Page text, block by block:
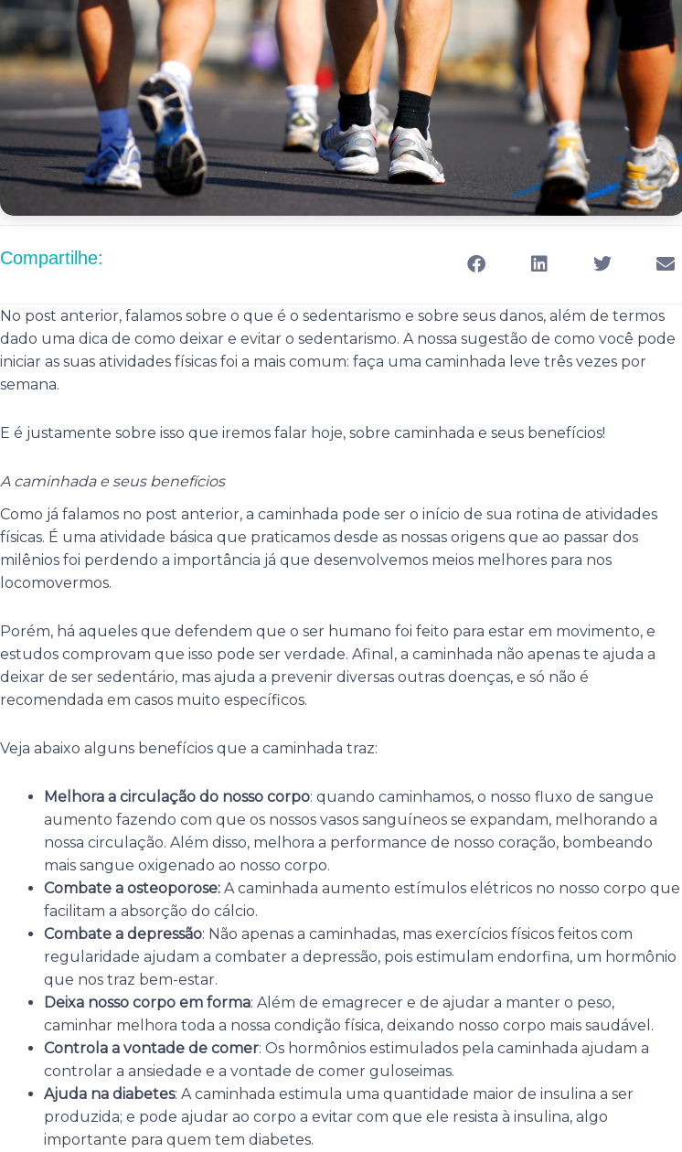
Compartilhe:
No post anterior, falamos sobre o que é o sedentarismo e sobre seus danos, além de termos
dado uma dica de como deixar e evitar o sedentarismo. A nossa sugestão de como você pode
iniciar as suas atividades físicas foi a mais comum: faça uma caminhada leve três vezes por
semana.
E é justamente sobre isso que iremos falar hoje, sobre caminhada e seus benefícios!
A caminhada e seus benefícios
Como já falamos no post anterior, a caminhada pode ser o início de sua rotina de atividades
físicas. É uma atividade básica que praticamos desde as nossas origens que ao passar dos
milênios foi perdendo a importância já que desenvolvemos meios melhores para nos
locomovermos.
Porém, há aqueles que defendem que o ser humano foi feito para estar em movimento, e
estudos comprovam que isso pode ser verdade. Afinal, a caminhada não apenas te ajuda a
deixar de ser sedentário, mas ajuda a prevenir diversas outras doenças, e só não é
recomendada em casos muito específicos.
Veja abaixo alguns benefícios que a caminhada traz:
Melhora a circulação do nosso corpo: quando caminhamos, o nosso fluxo de sangue
aumento fazendo com que os nossos vasos sanguíneos se expandam, melhorando a
nossa circulação. Além disso, melhora a performance de nosso coração, bombeando
mais sangue oxigenado ao nosso corpo.
Combate a osteoporose: A caminhada aumento estímulos elétricos no nosso corpo que
facilitam a absorção do cálcio.
Combate a depressão: Não apenas a caminhadas, mas exercícios físicos feitos com
regularidade ajudam a combater a depressão, pois estimulam endorfina, um hormônio
que nos traz bem-estar.
Deixa nosso corpo em forma: Além de emagrecer e de ajudar a manter o peso,
caminhar melhora toda a nossa condição física, deixando nosso corpo mais saudável.
Controla a vontade de comer: Os hormônios estimulados pela caminhada ajudam a
controlar a ansiedade e a vontade de comer guloseimas.
Ajuda na diabetes: A caminhada estimula uma quantidade maior de insulina a ser
produzida; e pode ajudar ao corpo a evitar com que ele resista à insulina, algo
importante para quem tem diabetes.